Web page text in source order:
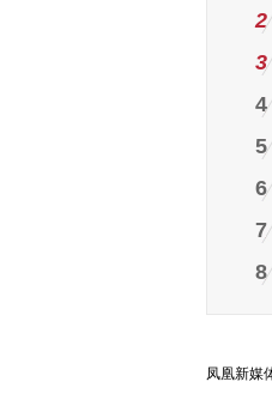
2
3
4
5
6
7
8
凤凰新媒